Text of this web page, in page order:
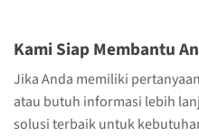
Kami Siap Membantu
Jika Anda memiliki
atau butuh informasi lebih
solusi terbaik untuk